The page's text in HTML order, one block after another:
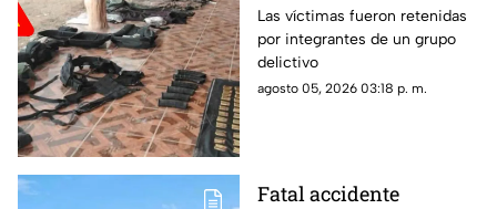
fueron privados de la
libertad en Valparaíso
Las víctimas fueron retenidas
por integrantes de un grupo
delictivo
agosto 05, 2026 03:18 p. m.
Fatal accidente